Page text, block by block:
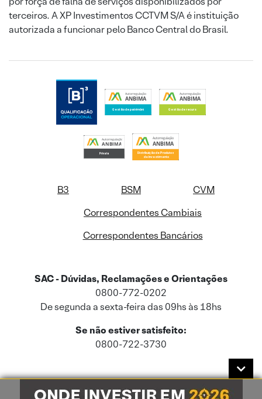
terceiros. A XP Investimentos CCTVM S/A é instituição
autorizada a funcionar pelo Banco Central do Brasil.
B3 BSM
CVM
Correspondentes Cambiais
Correspondentes Bancários
SAC - Dúvidas, Reclamações e Orientações
0800-772-0202
De segunda a sexta-feira das 09hs às 18hs
Se não estiver satisfeito:
0800-722-3730
Este site usa cookies e dados pessoais de acordo com a nossaPolítica de